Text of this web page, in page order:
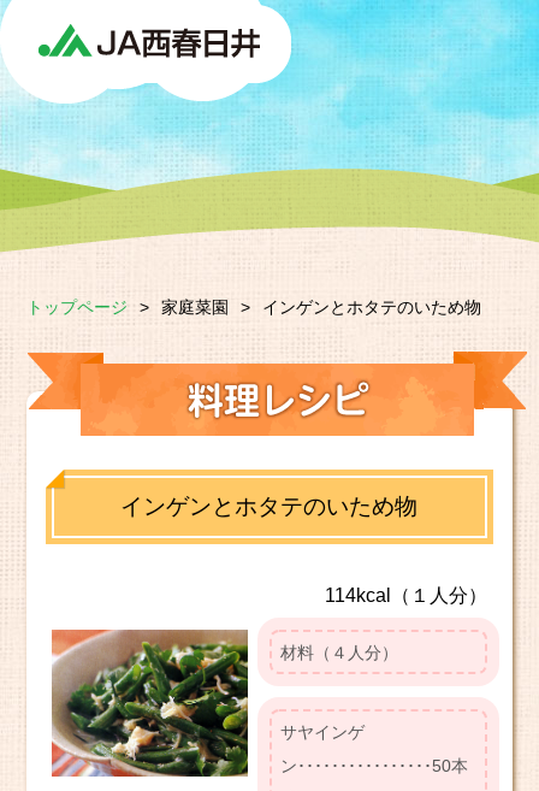
トップページ > 家庭菜園 > インゲンとホタテのいため物
インゲンとホタテのいため物
114kcal（１人分）
材料（４人分）
サヤインゲ
ン････････････････50本